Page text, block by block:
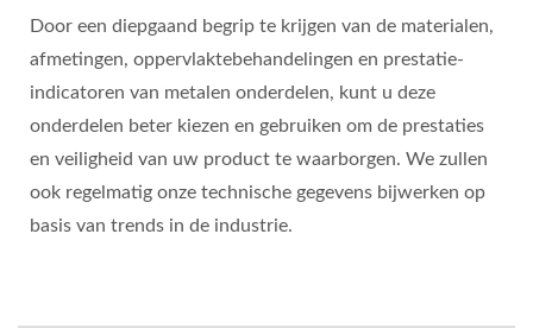
Door een diepgaand begrip te krijgen van de materialen,
afmetingen, oppervlaktebehandelingen en prestatie-
indicatoren van metalen onderdelen, kunt u deze
onderdelen beter kiezen en gebruiken om de prestaties
en veiligheid van uw product te waarborgen. We zullen
ook regelmatig onze technische gegevens bijwerken op
basis van trends in de industrie.